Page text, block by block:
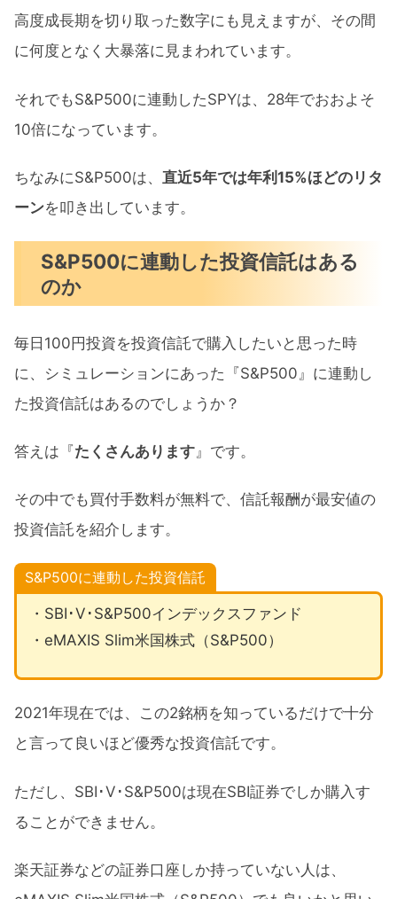
高度成長期を切り取った数字にも見えますが、その間
に何度となく大暴落に見まわれています。
それでもS&P500に連動したSPYは、28年でおおよそ
10倍になっています。
ちなみにS&P500は、 直近5年では年利15%ほどのリタ
ーンを叩き出しています。
S&P500に連動した投資信託はある
のか
毎日100円投資を投資信託で購入したいと思った時
に、シミュレーションにあった『S&P500』に連動し
た投資信託はあるのでしょうか？
答えは『たくさんあります』です。
その中でも買付手数料が無料で、信託報酬が最安値の
投資信託を紹介します。
S&P500に連動した投資信託
・SBI･V･S&P500インデックスファンド
・eMAXIS Slim米国株式（S&P500）
2021年現在では、この2銘柄を知っているだけで十分
と言って良いほど優秀な投資信託です。
ただし、SBI･V･S&P500は現在SBI証券でしか購入す
ることができません。
楽天証券などの証券口座しか持っていない人は、